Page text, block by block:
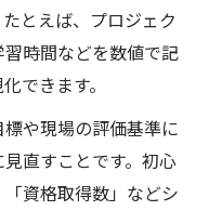
とえば、プロジェク
時間などを数値で記
できます。
や現場の評価基準に
直すことです。初心
資格取得数」などシ